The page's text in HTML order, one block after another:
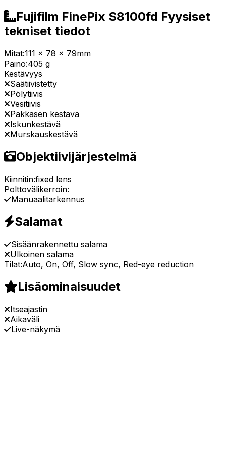
Fujifilm FinePix S8100fd Fyysiset
tekniset tiedot
Mitat:111 x 78 x 79mm
Paino:405 g
Kestävyys
Säätiivistetty
Pölytiivis
Vesitiivis
Pakkasen kestävä
Iskunkestävä
Murskauskestävä
Objektiivijärjestelmä
Kiinnitin:fixed lens
Polttovälikerroin:
Manuaalitarkennus
Salamat
Sisäänrakennettu salama
Ulkoinen salama
Tilat:Auto, On, Off, Slow sync, Red-eye reduction
Lisäominaisuudet
Itseajastin
Aikaväli
Live-näkymä